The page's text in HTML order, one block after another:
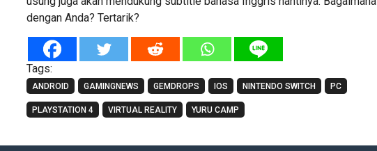
dengan Anda? Tertarik?
Tags:
ANDROID GAMINGNEWS GEMDROPS IOS NINTENDO SWITCH PC
PLAYSTATION 4 VIRTUAL REALITY YURU CAMP